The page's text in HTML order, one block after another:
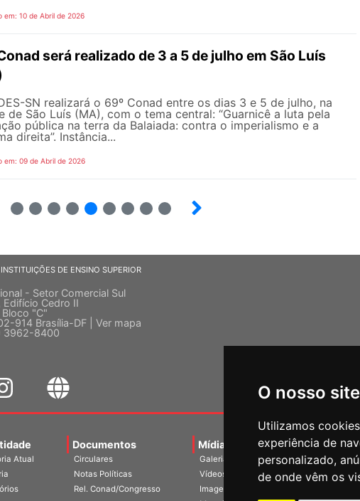
O nosso
Utilizamos
experiência de
personalizado,
de onde vêm os
em: 10 de Abril de 2026
será realizado de 3 a 5 de julho em São Luís
SN realizará o 69º Conad entre os dias 3 e 5 de julho, na
de São Luís (MA), com o tema central: “Guarnicê a luta pela
pública na terra da Balaiada: contra o imperialismo e a
direita”. Instância...
em: 09 de Abril de 2026
DE ENSINO SUPERIOR
- Setor Comercial Sul
Edifício Cedro II
Bloco "C"
914 Brasília-DF | Ver mapa
3962-8400
Atual
Documentos
Circulares
Notas Políticas
Rel. Conad/Congresso
Mídias
Galerias
Vídeos
Imagens
Agenda